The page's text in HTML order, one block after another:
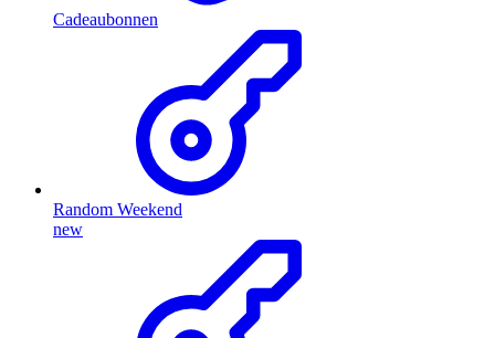
Cadeaubonnen
Random Weekend
new